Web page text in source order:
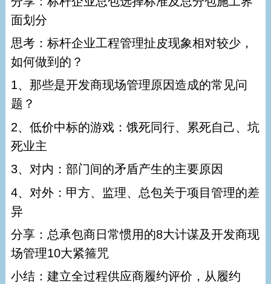
面划分
思考：标杆企业工程管理扯皮现象相对较少，
如何做到的？
1、那些是开发商现场管理原因造成的常见问
题？
2、低价中标的游戏：饿死同行、累死自己、坑
死业主
3、对内：部门间的矛盾产生的主要原因
4、对外：甲方、监理、总包关于项目管理的差
异
分享：总承包商日常惯用的8大计谋及开发商现
场管理10大紧箍咒
小结：建立全过程供应商履约评价，从履约